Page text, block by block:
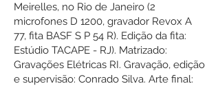
Meirelles, no Rio de Janeiro (2
microfones D 1200, gravador Revox A
77, fita BASF S P 54 R). Edição da fita:
Estúdio TACAPE - RJ). Matrizado:
Gravações Elétricas RI. Gravação, edição
e supervisão: Conrado Silva. Arte final: